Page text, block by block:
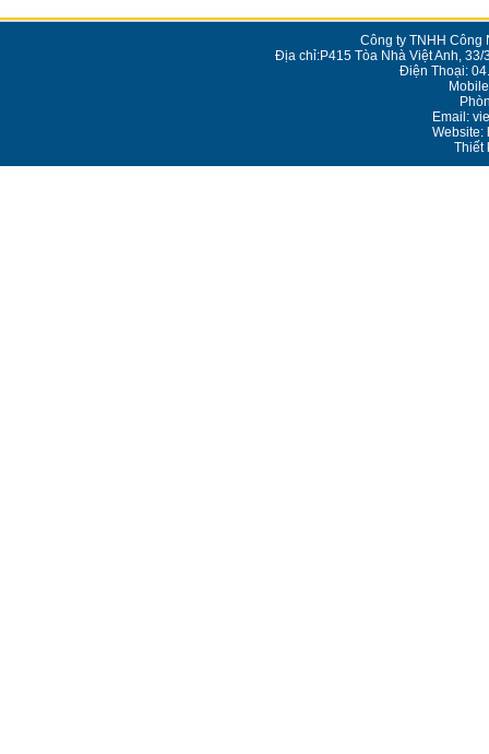
Công ty TNHH Công
Địa chỉ:P415 Tòa Nhà Việt Anh,
Điện Thoại:
Email:
Website:
Thiết